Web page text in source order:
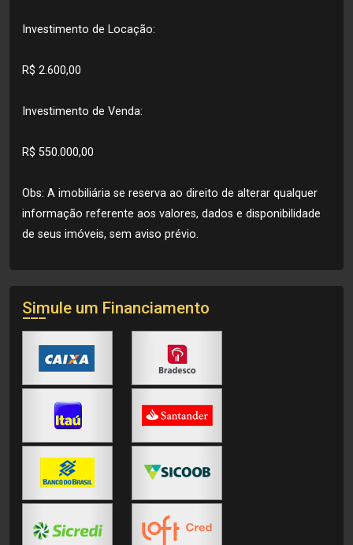
Investimento de Locação:
R$ 2.600,00
Investimento de Venda:
R$ 550.000,00
Obs: A imobiliária se reserva ao direito de alterar qualquer
informação referente aos valores, dados e disponibilidade
de seus imóveis, sem aviso prévio.
Simule um Financiamento